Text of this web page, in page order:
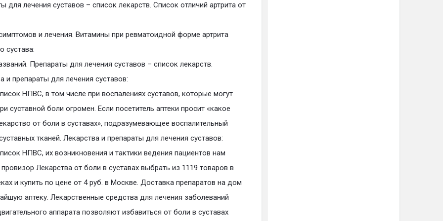
для лечения суставов – список лекарств. Список отличий артрита от
и лечения. Витамины при ревматоидной форме артрита
сустава:
Препараты для лечения суставов – список лекарств.
и препараты для лечения суставов:
НПВС, в том числе при воспалениях суставов, которые могут
суставной боли огромен. Если посетитель аптеки просит «какое
от боли в суставах», подразумевающее воспалительный
тканей. Лекарства и препараты для лечения суставов:
НПВС, их возникновения и тактики ведения пациентов нам
провизор Лекарства от боли в суставах выбрать из 1119 товаров в
и купить по цене от 4 руб. в Москве. Доставка препаратов на дом
аптеку. Лекарственные средства для лечения заболеваний
аппарата позволяют избавиться от боли в суставах